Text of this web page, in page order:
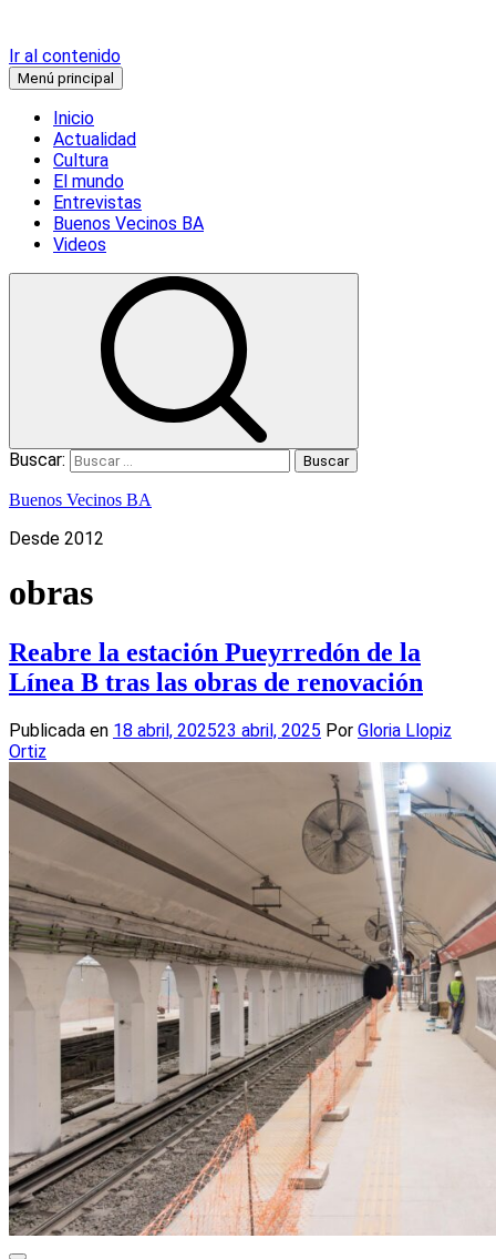
Ir al contenido
Menú principal
Inicio
Actualidad
Cultura
El mundo
Entrevistas
Buenos Vecinos BA
Videos
Buscar:
Buenos Vecinos BA
Desde 2012
obras
Reabre la estación Pueyrredón de la
Línea B tras las obras de renovación
Publicada en 18 abril, 202523 abril, 2025 Por Gloria Llopiz
Ortiz